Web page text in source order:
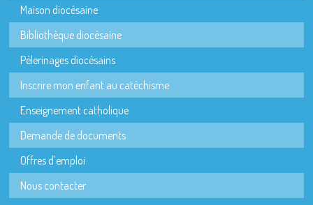
Maison diocésaine
Bibliothèque diocésaine
Pèlerinages diocésains
Inscrire mon enfant au catéchisme
Enseignement catholique
Demande de documents
Offres d'emploi
Nous contacter